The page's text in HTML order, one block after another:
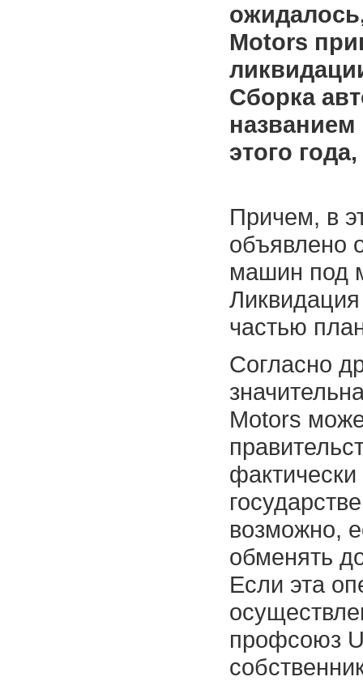
Motors
Сборка
названием
этого
Причем, в
объявлено
машин под
частью
Согласно
Motors
возможно,
обменять
Если эта
профсоюз